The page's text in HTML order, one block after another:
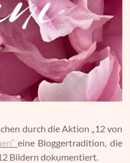
durch die Aktion „12 von
eine Bloggertradition, die
Bildern dokumentiert.